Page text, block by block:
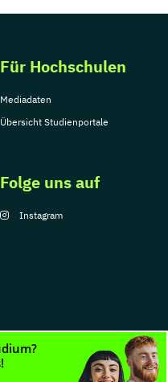
Für Hochschulen
Mediadaten
Übersicht Studienportale
Folge uns auf
Instagram